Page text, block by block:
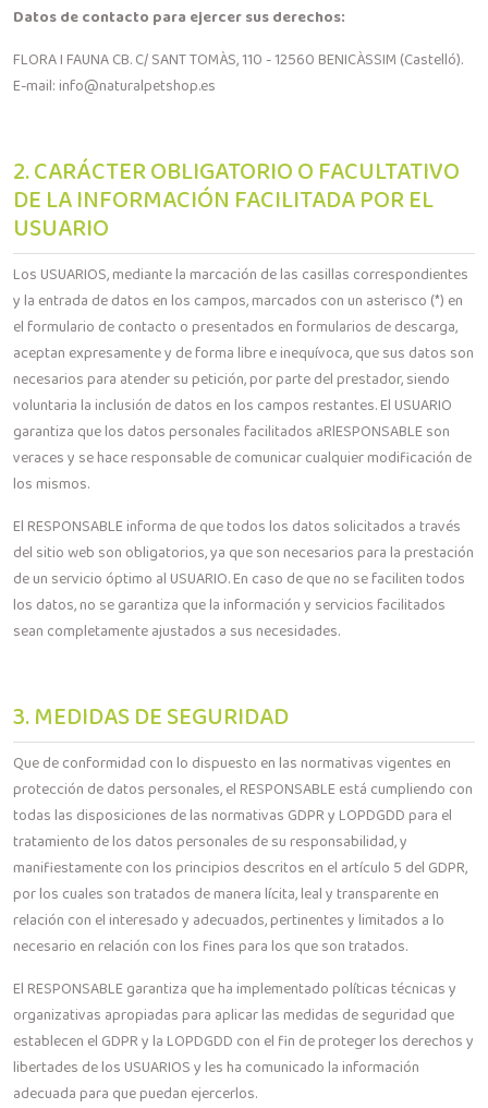
Datos de contacto para ejercer sus derechos:
FLORA I FAUNA CB. C/ SANT TOMÀS, 110 - 12560 BENICÀSSIM (Castelló).
E-mail: info@naturalpetshop.es
2. CARÁCTER OBLIGATORIO O FACULTATIVO
DE LA INFORMACIÓN FACILITADA POR EL
USUARIO
Los USUARIOS, mediante la marcación de las casillas correspondientes
y la entrada de datos en los campos, marcados con un asterisco (*) en
el formulario de contacto o presentados en formularios de descarga,
aceptan expresamente y de forma libre e inequívoca, que sus datos son
necesarios para atender su petición, por parte del prestador, siendo
voluntaria la inclusión de datos en los campos restantes. El USUARIO
garantiza que los datos personales facilitados aRlESPONSABLE son
veraces y se hace responsable de comunicar cualquier modificación de
los mismos.
El RESPONSABLE informa de que todos los datos solicitados a través
del sitio web son obligatorios, ya que son necesarios para la prestación
de un servicio óptimo al USUARIO. En caso de que no se faciliten todos
los datos, no se garantiza que la información y servicios facilitados
sean completamente ajustados a sus necesidades.
3. MEDIDAS DE SEGURIDAD
Que de conformidad con lo dispuesto en las normativas vigentes en
protección de datos personales, el RESPONSABLE está cumpliendo con
todas las disposiciones de las normativas GDPR y LOPDGDD para el
tratamiento de los datos personales de su responsabilidad, y
manifiestamente con los principios descritos en el artículo 5 del GDPR,
por los cuales son tratados de manera lícita, leal y transparente en
relación con el interesado y adecuados, pertinentes y limitados a lo
necesario en relación con los fines para los que son tratados.
El RESPONSABLE garantiza que ha implementado políticas técnicas y
organizativas apropiadas para aplicar las medidas de seguridad que
establecen el GDPR y la LOPDGDD con el fin de proteger los derechos y
libertades de los USUARIOS y les ha comunicado la información
adecuada para que puedan ejercerlos.